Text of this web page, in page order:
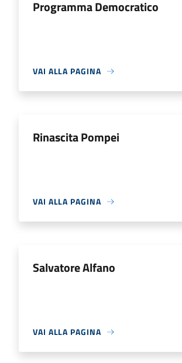
Programma Democratico
VAI ALLA PAGINA
Rinascita Pompei
VAI ALLA PAGINA
Salvatore Alfano
VAI ALLA PAGINA